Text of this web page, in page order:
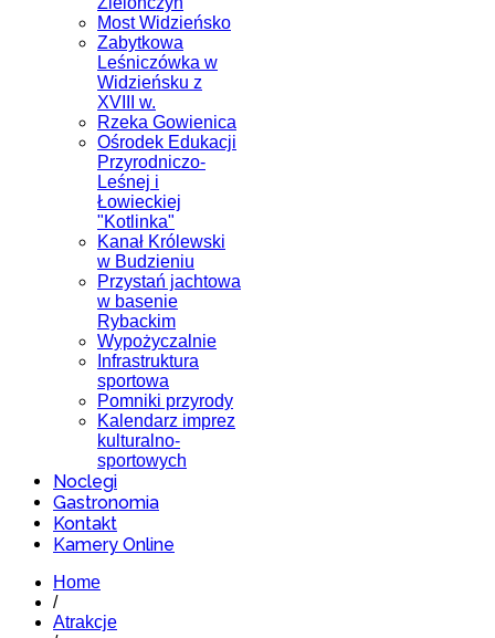
Most Widzieńsko
Zabytkowa
Leśniczówka w
Widzieńsku z
XVIII w.
Rzeka Gowienica
Ośrodek Edukacji
Przyrodniczo-
Leśnej i
Łowieckiej
"Kotlinka"
Kanał Królewski
w Budzieniu
Przystań jachtowa
w basenie
Rybackim
Wypożyczalnie
Infrastruktura
sportowa
Pomniki przyrody
Kalendarz imprez
kulturalno-
sportowych
Noclegi
Gastronomia
Kontakt
Kamery Online
Home
/
Atrakcje